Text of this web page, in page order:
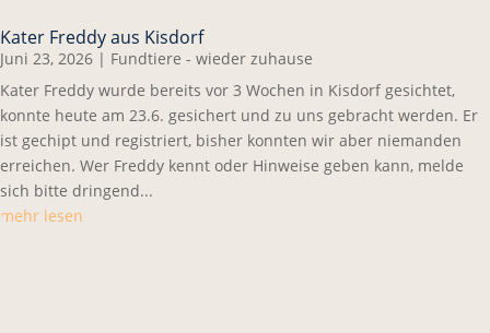
Kater Freddy aus Kisdorf
Juni 23, 2026 | Fundtiere - wieder zuhause
Kater Freddy wurde bereits vor 3 Wochen in Kisdorf gesichtet,
konnte heute am 23.6. gesichert und zu uns gebracht werden. Er
ist gechipt und registriert, bisher konnten wir aber niemanden
erreichen. Wer Freddy kennt oder Hinweise geben kann, melde
sich bitte dringend...
mehr lesen